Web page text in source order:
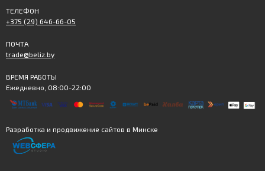
ТЕЛЕФОН
+375 (29) 646-66-05
ПОЧТА
trade@beliz.by
ВРЕМЯ РАБОТЫ
Ежедневно, 08:00-22:00
Разработка и продвижение сайтов в Минске